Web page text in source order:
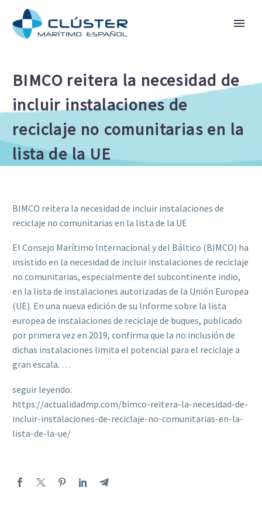
BIMCO reitera la necesidad de
incluir instalaciones de
reciclaje no comunitarias en la
lista de la UE
BIMCO reitera la necesidad de incluir instalaciones de
reciclaje no comunitarias en la lista de la UE
El Consejo Marítimo Internacional y del Báltico (BIMCO) ha
insistido en la necesidad de incluir instalaciones de reciclaje
no comunitarias, especialmente del subcontinente indio,
en la lista de instalaciones autorizadas de la Unión Europea
(UE). En una nueva edición de su Informe sobre la lista
europea de instalaciones de reciclaje de buques, publicado
por primera vez en 2019, confirma que la no inclusión de
dichas instalaciones limita el potencial para el reciclaje a
gran escala. …
seguir leyendo:
https://actualidadmp.com/bimco-reitera-la-necesidad-de-
incluir-instalaciones-de-reciclaje-no-comunitarias-en-la-
lista-de-la-ue/